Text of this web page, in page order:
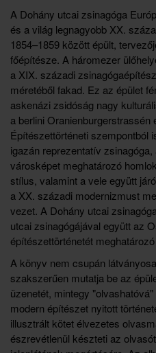
A Dohány utcai zsinagóga
és a világ legnagyobb XX.
1854–1859 között épült,
főépítésze. A háromezer
a XIX. századi
méretéből fakad. Ez az épület
askenázi zsidóság nagy
a berlini Oranienburgerstrassén
Építészettörténeti szempontból
igazán reprezentatív
városképet meghatározó
stílus, valamint a vele együtt
a XX. századi modernizmust
vezet. A Dohány utcai
utcai zsinagógájával együtt az
építészettörténetét
A könyv nem csupán
szakszerűen mutatja be az
üzenetét, mintegy
modern építészet nyitott
illusztrált kötet élvezetes
észrevétlenül készteti az